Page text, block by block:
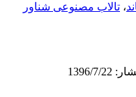
، تالاب مصنوعی شناور